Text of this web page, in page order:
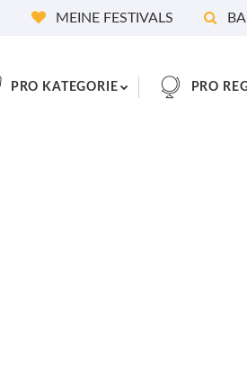
MEINE FESTIVALS
PRO KATEGORIE PRO